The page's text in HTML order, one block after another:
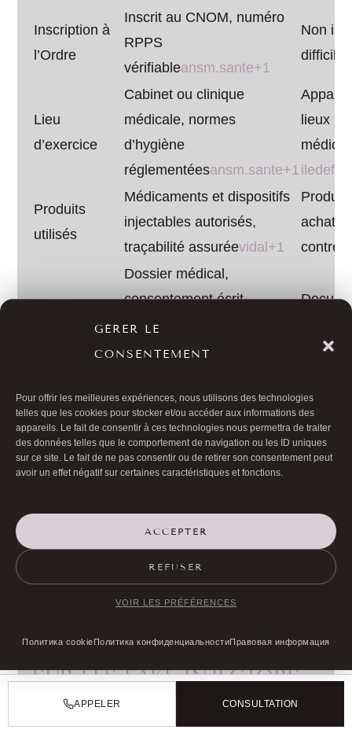
GÉRER LE
CONSENTEMENT
Pour offrir les meilleures expériences, nous utilisons des technologies
telles que les cookies pour stocker et/ou accéder aux informations des
appareils. Le fait de consentir à ces technologies nous permettra de traiter
des données telles que le comportement de navigation ou les ID uniques
sur ce site. Le fait de ne pas consentir ou de retirer son consentement peut
avoir un effet négatif sur certaines caractéristiques et fonctions.
ACCEPTER
REFUSER
VOIR LES PRÉFÉRENCES
Политика cookieПолитика конфиденциальностиПравовая информация
Inscription à
l’Ordre
Inscrit au CNOM, numéro
RPPS
vérifiableansm.sante+1
Non
difficile
Lieu
d’exercice
Cabinet ou clinique
médicale, normes
d’hygiène
réglementéesansm.sante+1
lieux
Produits
utilisés
Médicaments et dispositifs
injectables autorisés,
traçabilité assuréevidal+1
achats
consentement
Dossier médical,
consentement écrit,
information
détaillée docteur-bernard-
Gestion des
complications
Protocoles établis, accès
aux structures hospitalières
si nécessaireansm.sante+1
pas de
FAQ LONGUE TRAÎNE :
FAKE INJECTORS PARIS,
INJECTIONS ILLÉGALES ET
CORRECTION
QUESTIONS FRÉQUENTES
SUR LES FAKE INJECTORS
PARISAPPELER CONSULTATION